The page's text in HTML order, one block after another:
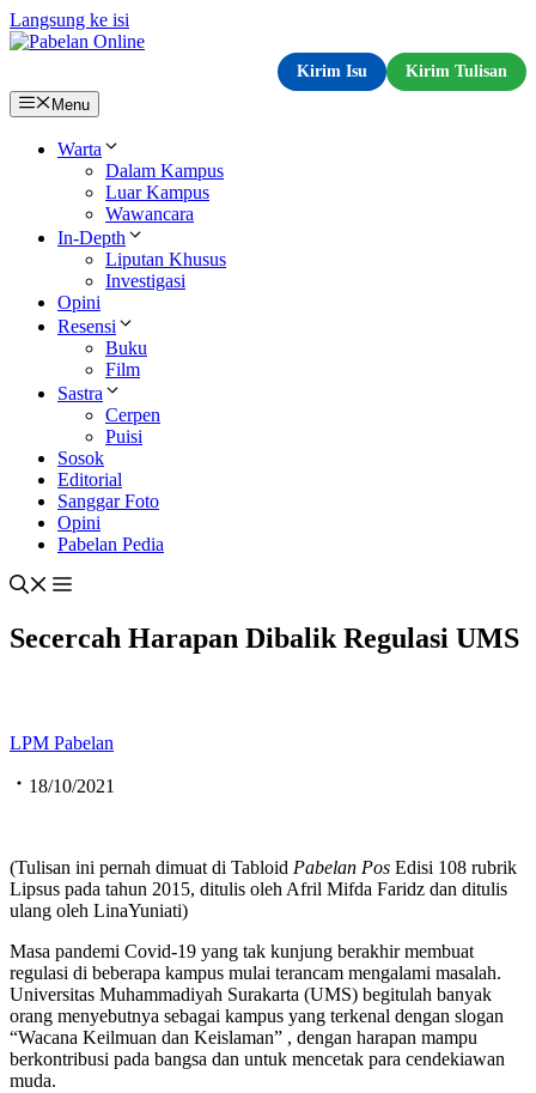
Langsung ke isi
Kirim Isu
Kirim Tulisan
Menu
Warta
Dalam Kampus
Luar Kampus
Wawancara
In-Depth
Liputan Khusus
Investigasi
Opini
Resensi
Buku
Film
Sastra
Cerpen
Puisi
Sosok
Editorial
Sanggar Foto
Opini
Pabelan Pedia
Secercah Harapan Dibalik Regulasi UMS
LPM Pabelan
18/10/2021
(Tulisan ini pernah dimuat di Tabloid Pabelan Pos Edisi 108 rubrik
Lipsus pada tahun 2015, ditulis oleh Afril Mifda Faridz dan ditulis
ulang oleh LinaYuniati)
Masa pandemi Covid-19 yang tak kunjung berakhir membuat
regulasi di beberapa kampus mulai terancam mengalami masalah.
Universitas Muhammadiyah Surakarta (UMS) begitulah banyak
orang menyebutnya sebagai kampus yang terkenal dengan slogan
“Wacana Keilmuan dan Keislaman” , dengan harapan mampu
berkontribusi pada bangsa dan untuk mencetak para cendekiawan
muda.